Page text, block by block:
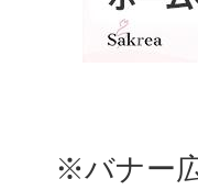
※バナー